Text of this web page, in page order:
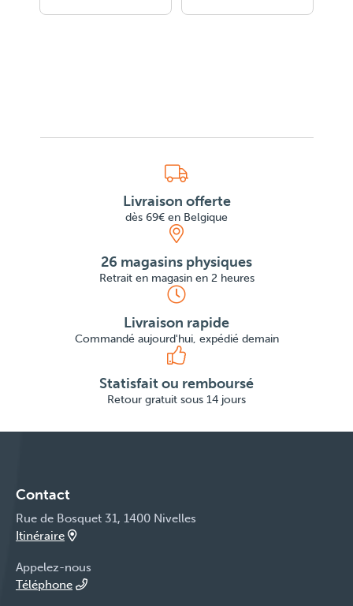
Livraison offerte
dès 69€ en Belgique
26 magasins physiques
Retrait en magasin en 2 heures
Livraison rapide
Commandé aujourd'hui, expédié demain
Statisfait ou remboursé
Retour gratuit sous 14 jours
Contact
Rue de Bosquet 31, 1400 Nivelles
Itinéraire
Appelez-nous
Téléphone